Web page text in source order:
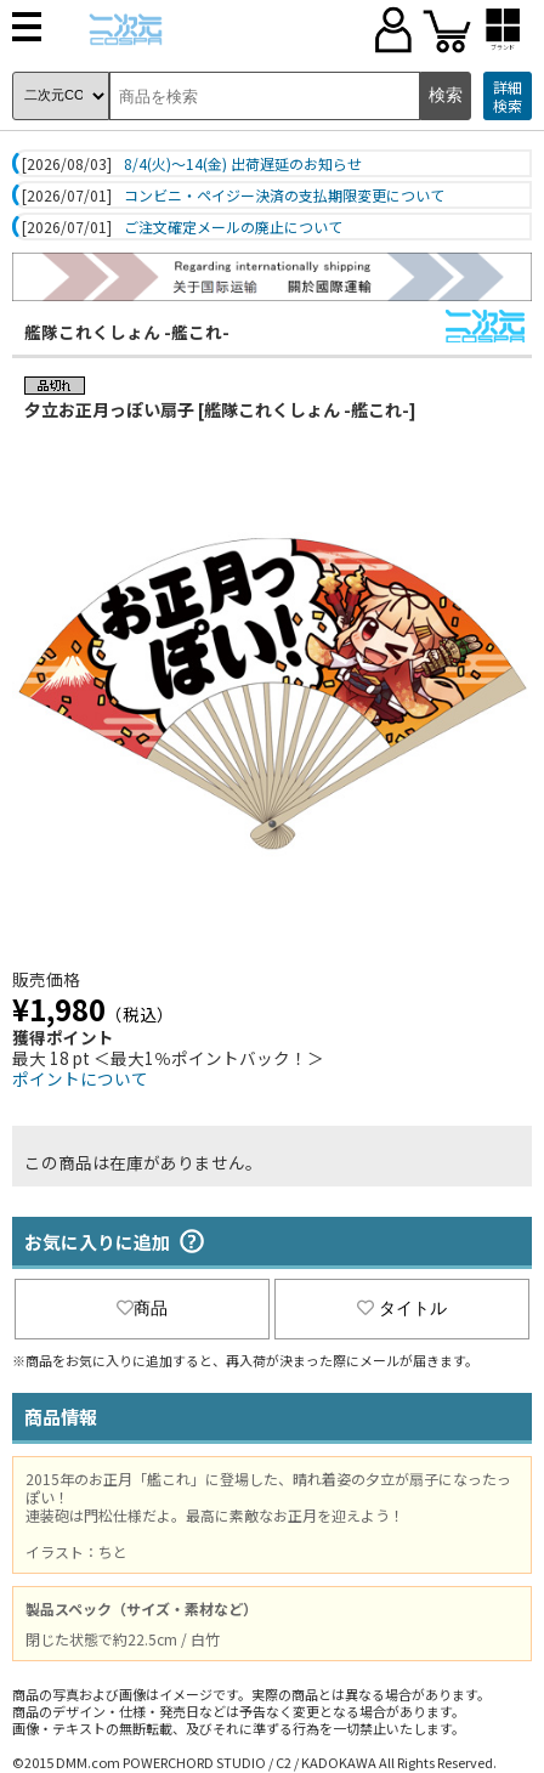
ブランド
詳細
検索
[2026/08/03]
8/4(火)～14(金) 出荷遅延のお知らせ
[2026/07/01]
コンビニ・ペイジー決済の支払期限変更について
[2026/07/01]
ご注文確定メールの廃止について
艦隊これくしょん -艦これ-
夕立お正月っぽい扇子 [艦隊これくしょん -艦これ-]
販売価格
¥1,980 （税込）
獲得ポイント
最大 18 pt ＜最大1％ポイントバック！＞
ポイントについて
この商品は在庫がありません。
お気に入りに追加
商品 タイトル
※商品をお気に入りに追加すると、再入荷が決まった際にメールが届きます。
商品情報
2015年のお正月「艦これ」に登場した、晴れ着姿の夕立が扇子になったっ
ぽい！
連装砲は門松仕様だよ。最高に素敵なお正月を迎えよう！
イラスト：ちと
製品スペック（サイズ・素材など）
閉じた状態で約22.5cm / 白竹
商品の写真および画像はイメージです。実際の商品とは異なる場合があります。
商品のデザイン・仕様・発売日などは予告なく変更となる場合があります。
画像・テキストの無断転載、及びそれに準ずる行為を一切禁止いたします。
©2015 DMM.com POWERCHORD STUDIO / C2 / KADOKAWA All Rights Reserved.